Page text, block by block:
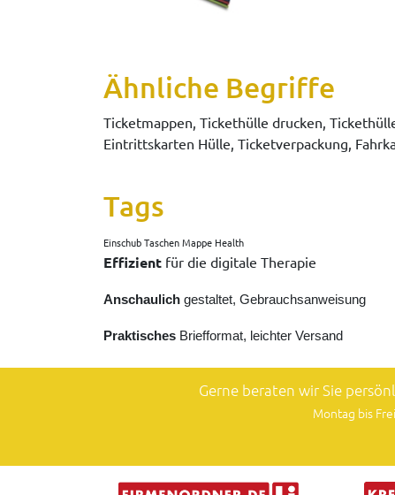
Ähnliche Begriffe
Ticketmappen, Tickethülle drucken,
Eintrittskarten Hülle, Ticketverpackung,
Tags
Einschub Taschen Mappe Health
Effizient für die digitale Therapie
Anschaulich gestaltet, Gebrauchsanweisung
Praktisches Briefformat, leichter Versand
Gerne beraten wir Sie
Montag bis